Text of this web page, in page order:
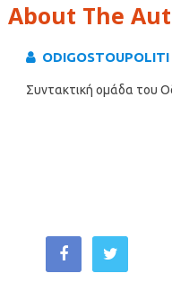
About The
ODIGOSTOUPOLITI
Συντακτική ομάδα του